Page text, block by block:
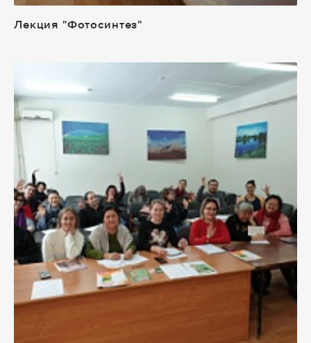
Лекция "Фотосинтез"